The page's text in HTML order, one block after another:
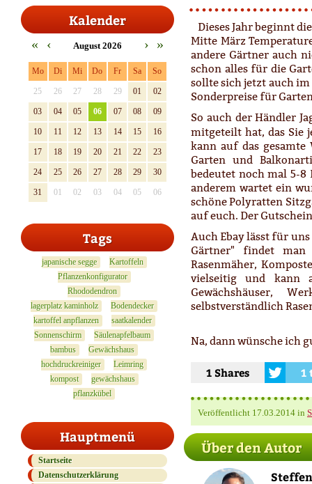
Kalender
« ‹ August 2026 »
›
Mo Di Mi Do Fr Sa So
25 26 27 28 29 01 02
03 04 05 06 07 08 09
10 11 12 13 14 15 16
17 18 19 20 21 22 23
24 25 26 27 28 29 30
31 01 02 03 04 05 06
Tags
japanische segge
Kartoffeln
Pflanzenkonfigurator
Rhododendron
lagerplatz kaminholz
Bodendecker
kartoffel anpflanzen
saatkalender
Sonnenschirm
Säulenapfelbaum
bambus
Gewächshaus
hochdruckreiniger
Leimring
kompost
gewächshaus
pflanzkübel
Hauptmenü
Startseite
Datenschutzerklärung
Dieses Jahr beginnt
Mitte März
andere Gärtner auch
schon alles für die
sollte sich jetzt auch
Sonderpreise für
So auch der Händler
mitgeteilt hat, das Sie
kann auf das
Garten und
bedeutet noch mal 5-8
anderem wartet ein
schöne Polyratten
auf euch. Der
Auch Ebay lässt für
Gärtner" findet man
Rasenmäher,
vielseitig und kann
Gewächshäuser,
selbstverständlich
Na, dann wünsche ich
1 Shares 1
Veröffentlicht 17.03.2014 in
Über den Autor